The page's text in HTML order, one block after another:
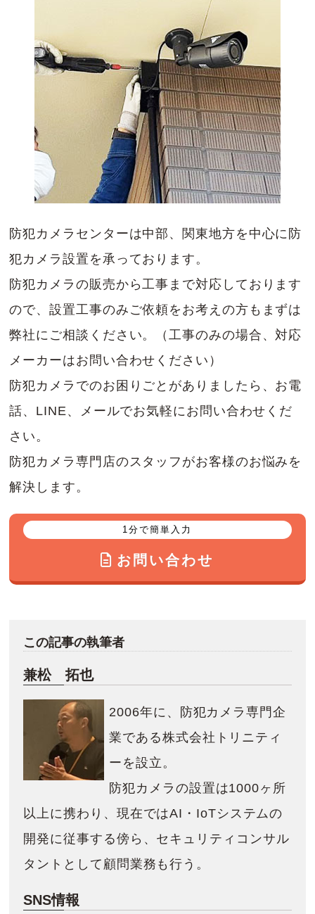
防犯カメラセンターは中部、関東地方を中心に防
犯カメラ設置を承っております。
防犯カメラの販売から工事まで対応しております
ので、設置工事のみご依頼をお考えの方もまずは
弊社にご相談ください。（工事のみの場合、対応
メーカーはお問い合わせください）
防犯カメラでのお困りごとがありましたら、お電
話、LINE、メールでお気軽にお問い合わせくだ
さい。
防犯カメラ専門店のスタッフがお客様のお悩みを
解決します。
1分で簡単入力
お問い合わせ
この記事の執筆者
兼松 拓也
2006年に、防犯カメラ専門企
業である株式会社トリニティ
ーを設立。
防犯カメラの設置は1000ヶ所
以上に携わり、現在ではAI・IoTシステムの
開発に従事する傍ら、セキュリティコンサル
タントとして顧問業務も行う。
SNS情報